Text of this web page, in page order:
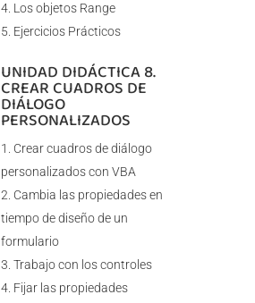
Los objetos Range
Ejercicios Prácticos
UNIDAD DIDÁCTICA 8.
CREAR CUADROS DE
DIÁLOGO
PERSONALIZADOS
Crear cuadros de diálogo
personalizados con VBA
Cambia las propiedades en
tiempo de diseño de un
formulario
Trabajo con los controles
Fijar las propiedades